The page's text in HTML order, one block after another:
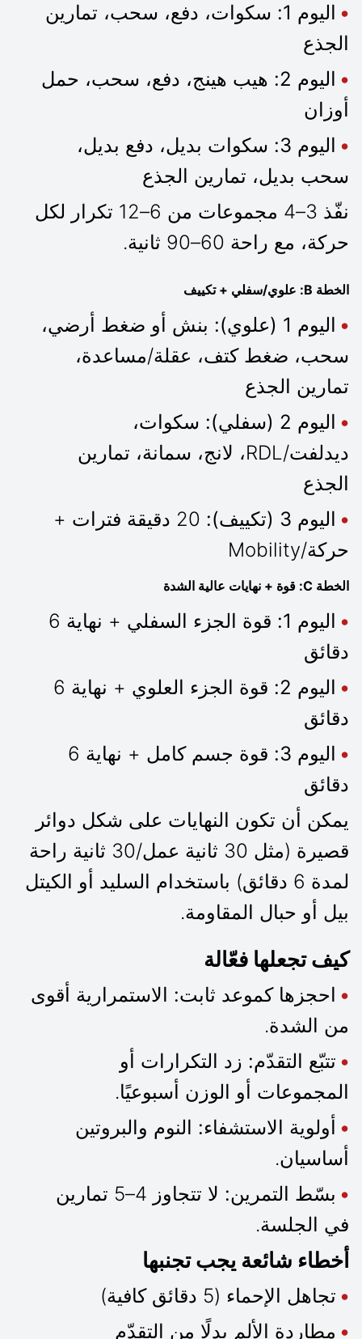
اليوم 1:
سكوات، دفع، سحب، تمارين
الجذع
اليوم 2:
هيب هينج، دفع، سحب، حمل
أوزان
اليوم 3:
سكوات بديل، دفع بديل،
سحب بديل، تمارين الجذع
نفّذ 3–4 مجموعات من 6–12 تكرار لكل
حركة، مع راحة 60–90 ثانية.
الخطة B: علوي/سفلي + تكييف
اليوم 1 (علوي):
بنش أو ضغط أرضي،
سحب، ضغط كتف، عقلة/مساعدة،
تمارين الجذع
اليوم 2 (سفلي):
سكوات،
ديدلفت/RDL، لانج، سمانة، تمارين
الجذع
اليوم 3 (تكييف):
20 دقيقة فترات +
حركة/Mobility
الخطة C: قوة + نهايات عالية الشدة
اليوم 1:
قوة الجزء السفلي + نهاية 6
دقائق
اليوم 2:
قوة الجزء العلوي + نهاية 6
دقائق
اليوم 3:
قوة جسم كامل + نهاية 6
دقائق
يمكن أن تكون النهايات على شكل دوائر
قصيرة (مثل 30 ثانية عمل/30 ثانية راحة
لمدة 6 دقائق) باستخدام السليد أو الكيتل
بيل أو حبال المقاومة.
كيف تجعلها فعّالة
احجزها كموعد ثابت: الاستمرارية أقوى
من الشدة.
تتبّع التقدّم: زد التكرارات أو
المجموعات أو الوزن أسبوعيًا.
أولوية الاستشفاء: النوم والبروتين
أساسيان.
بسّط التمرين:
لا تتجاوز 4–5 تمارين
في الجلسة.
أخطاء شائعة يجب تجنبها
تجاهل الإحماء (5 دقائق كافية)
مطاردة الألم بدلًا من التقدّم